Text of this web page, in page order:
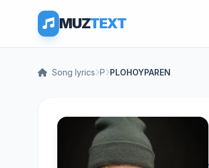
MUZTEXT
Song lyrics P PLOHOYPAREN